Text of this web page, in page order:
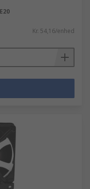
Kr. 54,16/enhed